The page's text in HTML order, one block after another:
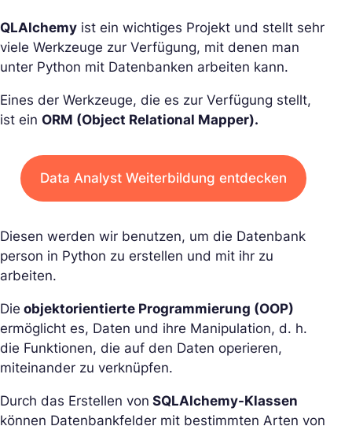
QLAlchemy ist ein wichtiges Projekt und stellt sehr
viele Werkzeuge zur Verfügung, mit denen man
unter Python mit Datenbanken arbeiten kann.
Eines der Werkzeuge, die es zur Verfügung stellt,
ist ein ORM (Object Relational Mapper).
Data Analyst Weiterbildung entdecken
Diesen werden wir benutzen, um die Datenbank
person in Python zu erstellen und mit ihr zu
arbeiten.
Die objektorientierte Programmierung (OOP)
ermöglicht es, Daten und ihre Manipulation, d. h.
die Funktionen, die auf den Daten operieren,
miteinander zu verknüpfen.
Durch das Erstellen von SQLAlchemy-Klassen
können Datenbankfelder mit bestimmten Arten von